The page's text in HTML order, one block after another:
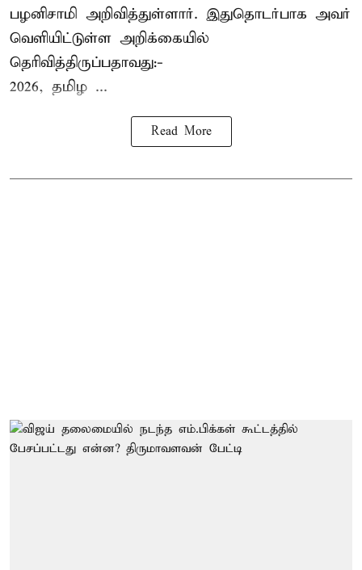
பழனிசாமி அறிவித்துள்ளார். இதுதொடர்பாக அவர்
வெளியிட்டுள்ள அறிக்கையில்
தெரிவித்திருப்பதாவது:-
2026, தமிழ ...
Read More